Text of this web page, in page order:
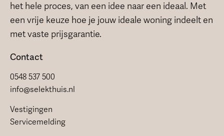
het hele proces, van een idee naar een ideaal. Met
een vrije keuze hoe je jouw ideale woning indeelt en
met vaste prijsgarantie.
Contact
0548 537 500
info@selekthuis.nl
Vestigingen
Servicemelding